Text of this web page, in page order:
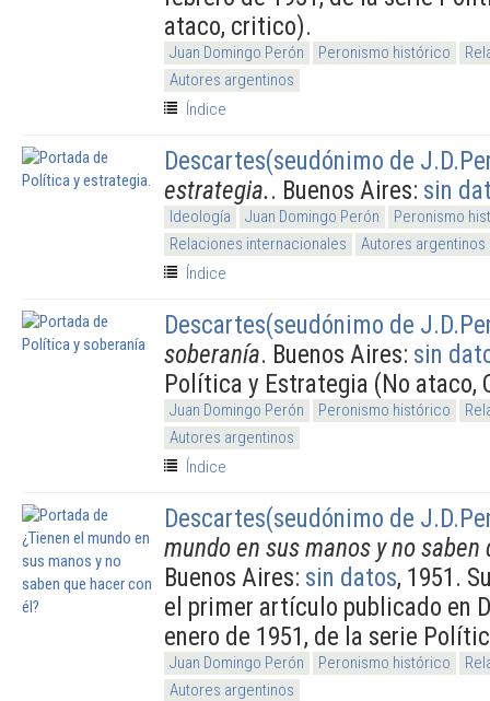
ataco, critico).
Juan Domingo Perón Peronismo histórico
Autores argentinos
Índice
Descartes(seudónimo de
estrategia.. Buenos Aires: sin
Ideología Juan Domingo Perón
Peronismo
Relaciones internacionales
Autores argentinos
Índice
Descartes(seudónimo de
soberanía. Buenos Aires: sin
Política y Estrategia (No ataco,
Juan Domingo Perón Peronismo histórico
Autores argentinos
Índice
Descartes(seudónimo de
mundo en sus manos y no saben
Buenos Aires: sin datos, 1951.
el primer artículo publicado en
enero de 1951, de la serie
Juan Domingo Perón Peronismo histórico
Autores argentinos